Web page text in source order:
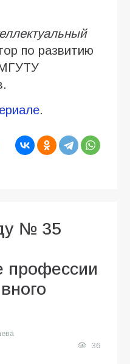
по развитию
МГУТУ
.
№ 35
профессии
36